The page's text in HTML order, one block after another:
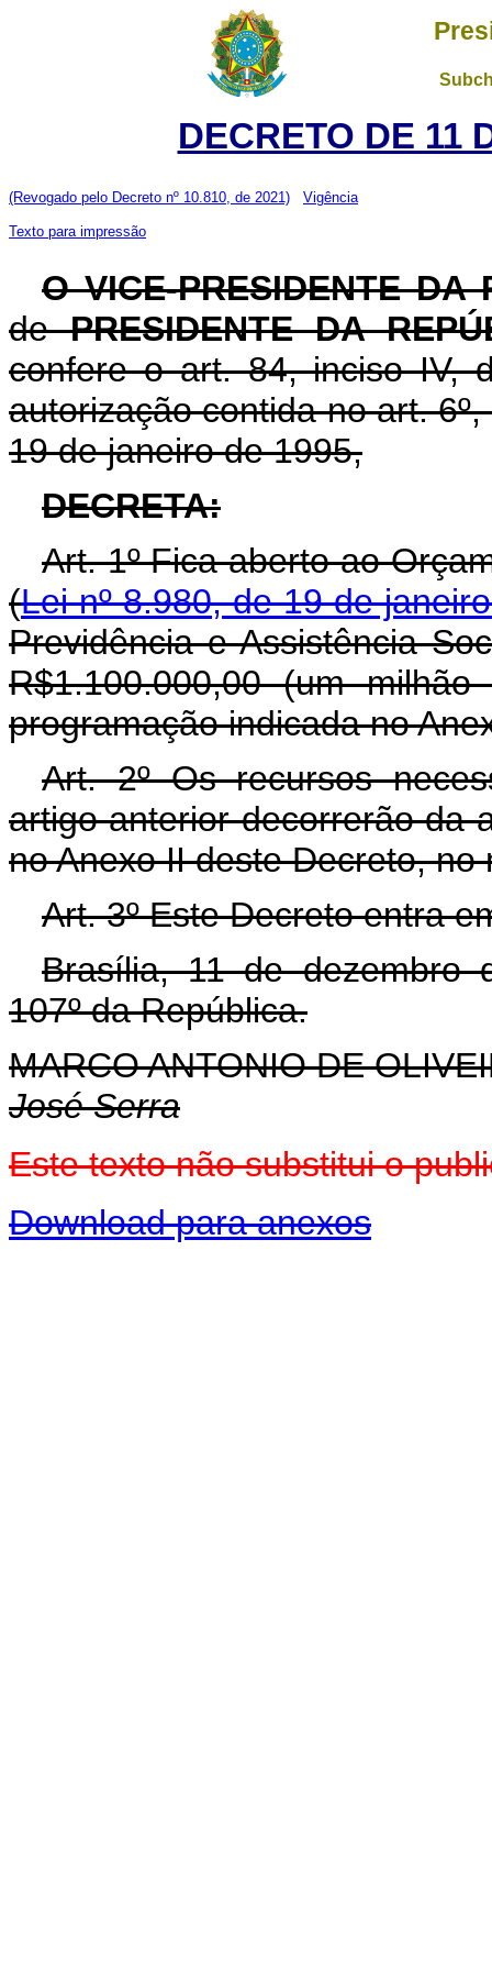
DECRETO DE 11
(Revogado pelo Decreto nº 10.810, de 2021) Vigência
Texto para impressão
O VICE-PRESIDENTE DA
dePRESIDENTE DA
confere o art. 84, inciso IV,
autorização contida no art.
19 de janeiro de 1995,
DECRETA:
Art. 1º Fica aberto ao
(Lei nº 8.980, de 19 de
Previdência e Assistência
R$1.100.000,00 (um
programação indicada no
Art. 2º Os recursos
artigo anterior decorrerão da
no Anexo II deste Decreto,
Art. 3º Este Decreto entra
Brasília, 11 de dezembro
107º da República.
MARCO ANTONIO DE
José Serra
Este texto não substitui o
Download para anexos